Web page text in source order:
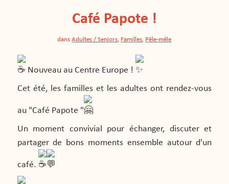
Café Papote !
dansAdultes / Seniors, Familles, Pêle-mêle
Nouveau au Centre Europe !
Cet été, les familles et les adultes ont rendez-vous
au "Café Papote "
Un moment convivial pour échanger, discuter et
partager de bons moments ensemble autour d'un
café.